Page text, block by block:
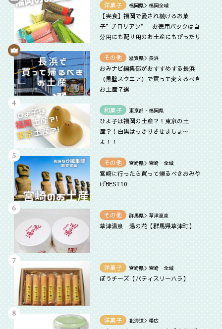
洋菓子 福岡県＞福岡全域
【実食】福岡で愛され続けるお菓
子”チロリアン” お徳用パックは自
分用にも配り用のお土産にもぴったり
その他 滋賀県＞長浜
おみナビ編集部がおすすめする長浜
（黒壁スクエア）で買って変えるべき
お土産７選
和菓子 東京都・福岡県
ひよ子は福岡の土産？！東京の土
産？！白黒はっきりさせましょ〜
よ！！
その他 宮崎県＞宮崎 全域
宮崎に行ったら買って帰るべきおみや
げBEST10
その他 群馬県＞草津温泉
草津温泉 湯の花【群馬県草津町】
洋菓子 宮崎県＞宮崎 全域
ぼうチーズ【パティスリーハラ】
洋菓子 北海道＞帯広